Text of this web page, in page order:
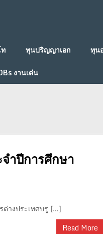
ทุนปริญญาเอก ทุน
งานเด่น
ำปีการศึกษา
ต่างประเทศบรู […]
Read More